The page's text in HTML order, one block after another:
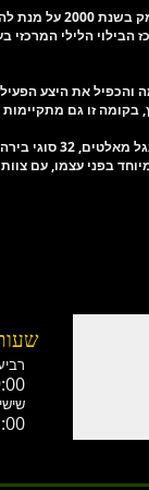
הבילוי בעמק,
הלילי המרכזי
קומה והכפיל את היצע
זו גם
בפני עצמו, עם
שישי